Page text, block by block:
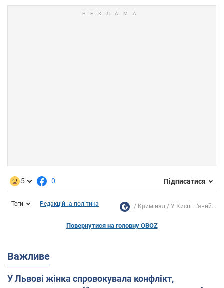
5 0 Підписатися
Теги Редакційна політика Кримінал У Києві пʼяний...
Повернутися на головну OBOZ
Важливе
У Львові жінка спровокувала конфлікт,